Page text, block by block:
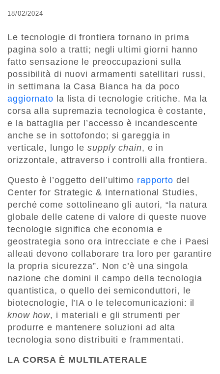
18/02/2024
Le tecnologie di frontiera tornano in prima
pagina solo a tratti; negli ultimi giorni hanno
fatto sensazione le preoccupazioni sulla
possibilità di nuovi armamenti satellitari russi,
in settimana la Casa Bianca ha da poco
aggiornato la lista di tecnologie critiche. Ma la
corsa alla supremazia tecnologica è costante,
e la battaglia per l’accesso è incandescente
anche se in sottofondo; si gareggia in
verticale, lungo le supply chain, e in
orizzontale, attraverso i controlli alla frontiera.
Questo è l’oggetto dell’ultimo rapporto del
Center for Strategic & International Studies,
perché come sottolineano gli autori, “la natura
globale delle catene di valore di queste nuove
tecnologie significa che economia e
geostrategia sono ora intrecciate e che i Paesi
alleati devono collaborare tra loro per garantire
la propria sicurezza”. Non c’è una singola
nazione che domini il campo della tecnologia
quantistica, o quello dei semiconduttori, le
biotecnologie, l’IA o le telecomunicazioni: il
know how, i materiali e gli strumenti per
produrre e mantenere soluzioni ad alta
tecnologia sono distribuiti e frammentati.
LA CORSA È MULTILATERALE